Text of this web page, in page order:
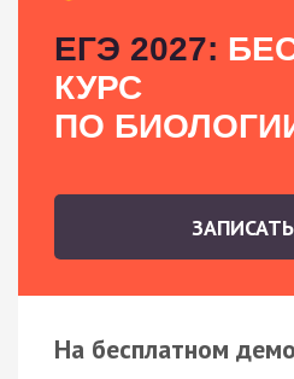
ЕГЭ 2027:
КУРС
ПО
На бесплатном